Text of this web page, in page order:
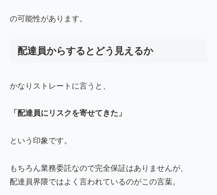
の可能性があります。
配達員からするとどう見えるか
かなりストレートに言うと、
「配達員にリスクを寄せてきた」
という印象です。
もちろん業務委託なので完全保証はありませんが、
配達員界隈ではよく言われているのがこの言葉。